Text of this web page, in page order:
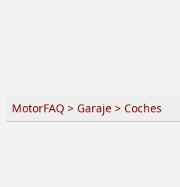
MotorFAQ > Garaje > Coches